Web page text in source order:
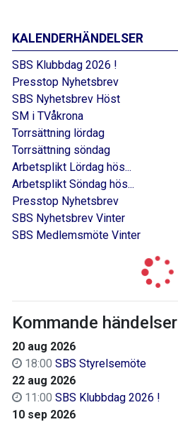
KALENDERHÄNDELSER
SBS Klubbdag 2026 !
Presstop Nyhetsbrev
SBS Nyhetsbrev Höst
SM i TVåkrona
Torrsättning lördag
Torrsättning söndag
Arbetsplikt Lördag hös...
Arbetsplikt Söndag hös...
Presstop Nyhetsbrev
SBS Nyhetsbrev Vinter
SBS Medlemsmöte Vinter
Kommande händelser
20 aug 2026
18:00 SBS Styrelsemöte
22 aug 2026
11:00 SBS Klubbdag 2026 !
10 sep 2026